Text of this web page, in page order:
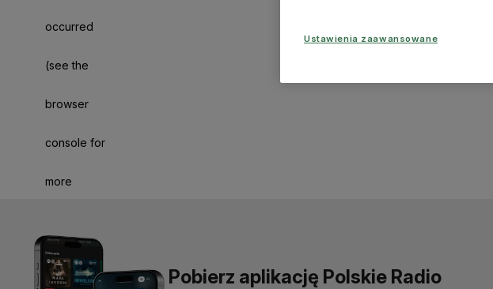
occurred
(see the
browser
console for
more
Pobierz aplikację Polskie Radio
Ustawienia zaawansowane